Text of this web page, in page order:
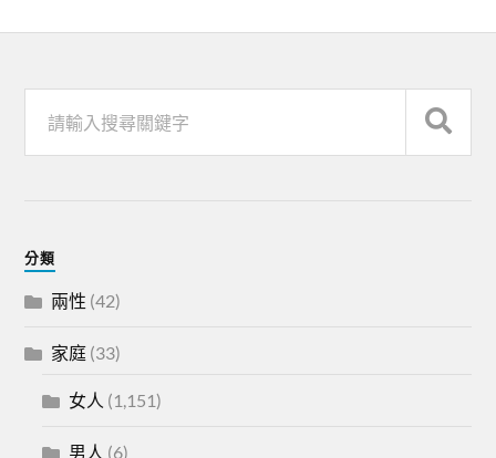
分類
兩性 (42)
家庭 (33)
女人 (1,151)
男人 (6)